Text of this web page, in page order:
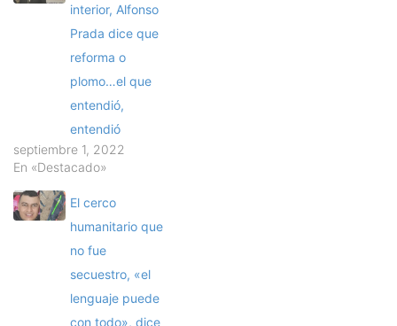
interior, Alfonso
Prada dice que
reforma o
plomo…el que
entendió,
entendió
septiembre 1, 2022
En «Destacado»
El cerco
humanitario que
no fue
secuestro, «el
lenguaje puede
con todo», dice